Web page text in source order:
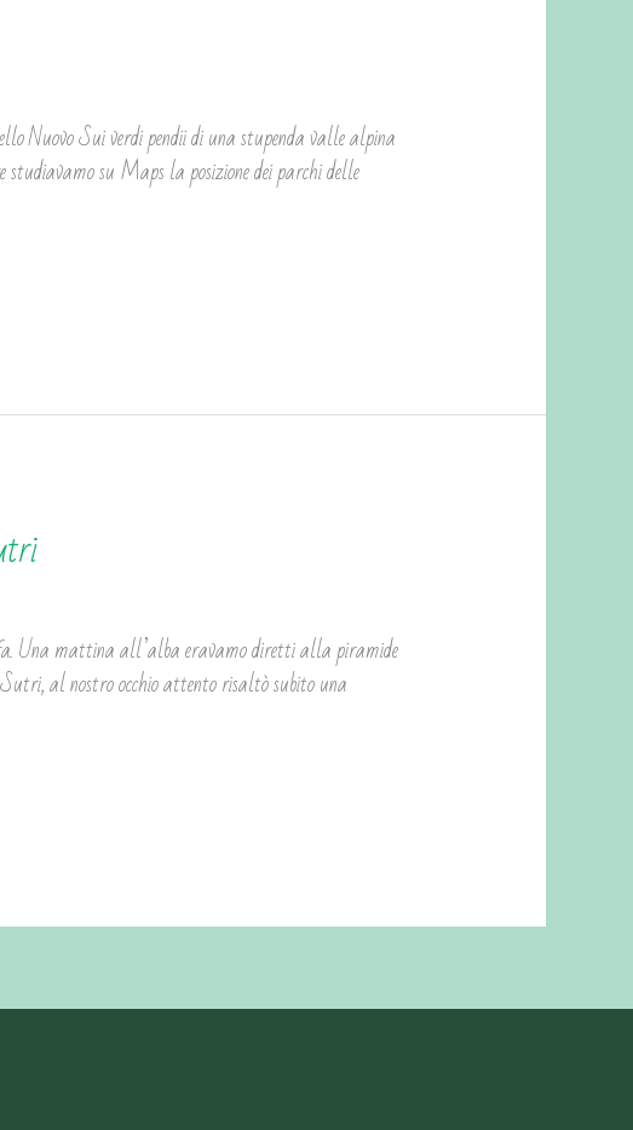
Sui verdi pendii di una stupenda valle alpina
su Maps la posizione dei parchi delle
fa. Una mattina all’alba eravamo diretti alla piramide
al nostro occhio attento risaltò subito una